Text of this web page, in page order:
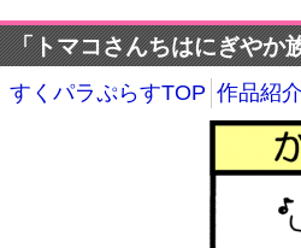
「トマコさんちはにぎやか
すくパラぷらすTOP 作品紹